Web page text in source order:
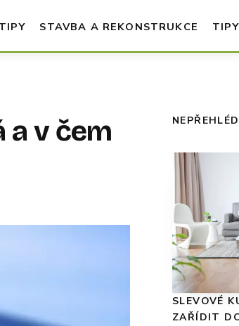
STAVBA A REKONSTRUKCE
a v čem
SLEVOVÉ
ZAŘÍDIT